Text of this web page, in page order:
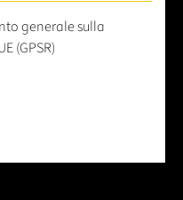
generale sulla
(GPSR)